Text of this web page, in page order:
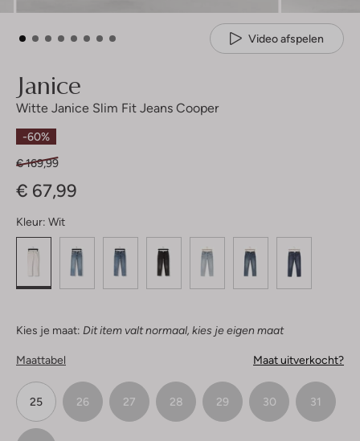
Video afspelen
Janice
Witte Janice Slim Fit Jeans Cooper
-60%
€ 169,99
€ 67,99
Kleur: Wit
Kies je maat: Dit item valt normaal, kies je eigen maat
Maattabel Maat uitverkocht?
25 26 27 28 29 30 31